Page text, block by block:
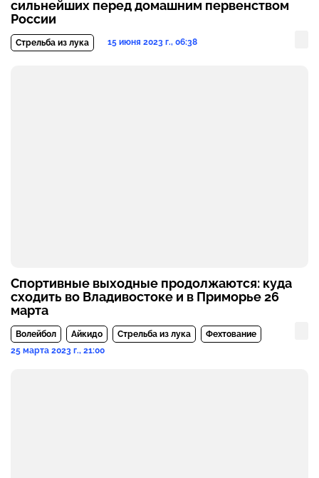
сильнейших перед домашним первенством
России
Стрельба из лука 15 июня 2023 г., 06:38
Спортивные выходные продолжаются: куда
сходить во Владивостоке и в Приморье 26
марта
Волейбол Айкидо Стрельба из лука
Фехтование
25 марта 2023 г., 21:00